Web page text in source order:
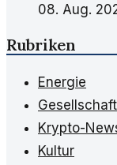
08. Aug.
Rubriken
Energie
Gesellschaft
Krypto-
Kultur